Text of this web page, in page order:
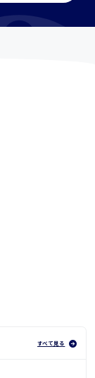
すべて見る